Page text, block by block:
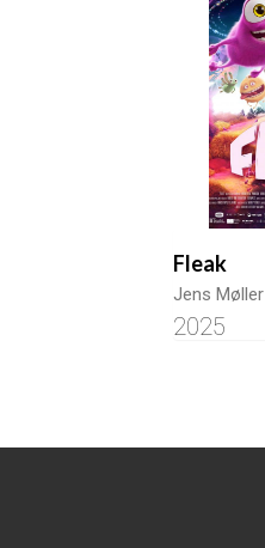
Fleak
Jens Møller
2025